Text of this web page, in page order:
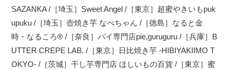
SAZANKA /［埼玉］Sweet Angel /［東京］超蜜やきいもpuk
upuku /［埼玉］壺焼き芋 なべちゃん /［徳島］なると金
時・なるころ® /［奈良］パイ専門店pie,guruguru /［兵庫］B
UTTER CREPE LAB. /［東京］日比焼き芋 -HIBIYAKIIMO T
OKYO- /［茨城］干し芋専門店 ほしいもの百貨 /［東京］蜜